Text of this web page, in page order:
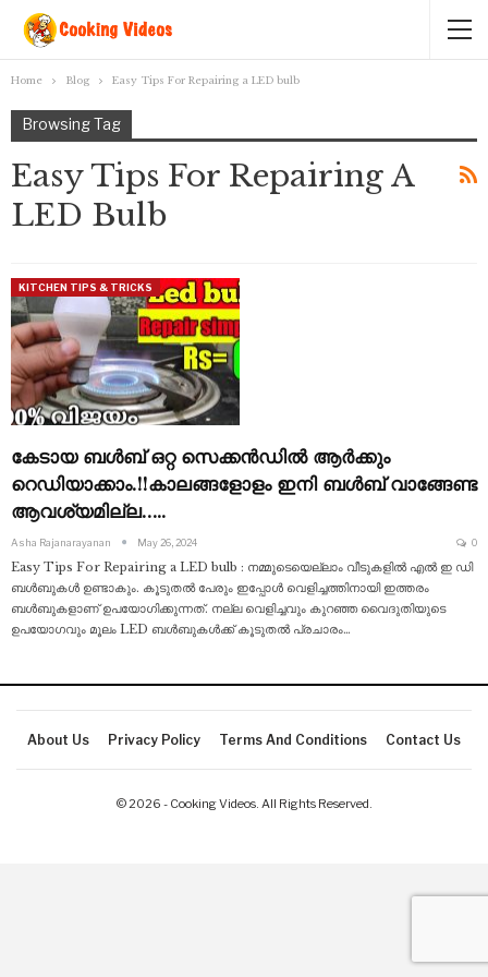
Home Blog Easy Tips For Repairing a LED bulb
Browsing Tag
Easy Tips For Repairing A
LED Bulb
KITCHEN TIPS & TRICKS
കേടായ ബൾബ് ഒറ്റ സെക്കൻഡിൽ ആർക്കും
റെഡിയാക്കാം.!!കാലങ്ങളോളം ഇനി ബൾബ് വാങ്ങേണ്ട
ആവശ്യമില്ല..…
Asha Rajanarayanan May 26, 2024 0
Easy Tips For Repairing a LED bulb : നമ്മുടെയെല്ലാം വീടുകളിൽ എൽ ഇ ഡി
ബൾബുകൾ ഉണ്ടാകും. കൂടുതൽ പേരും ഇപ്പോൾ വെളിച്ചത്തിനായി ഇത്തരം
ബൾബുകളാണ് ഉപയോഗിക്കുന്നത്. നല്ല വെളിച്ചവും കുറഞ്ഞ വൈദുതിയുടെ
ഉപയോഗവും മൂലം LED ബൾബുകൾക്ക് കൂടുതൽ പ്രചാരം…
About Us Privacy Policy Terms And Conditions Contact Us
© 2026 - Cooking Videos. All Rights Reserved.